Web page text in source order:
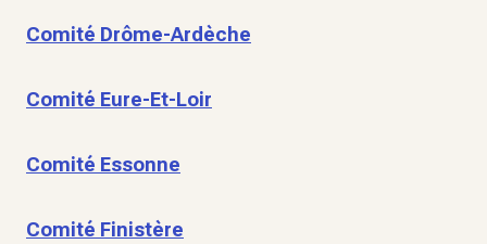
Comité Drôme-Ardèche
Comité Eure-Et-Loir
Comité Essonne
Comité Finistère